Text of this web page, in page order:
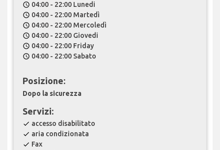
schedule 04:00 - 22:00 Lunedi
schedule 04:00 - 22:00 Martedì
schedule 04:00 - 22:00 Mercoledì
schedule 04:00 - 22:00 Giovedi
schedule 04:00 - 22:00 Friday
schedule 04:00 - 22:00 Sabato
Posizione:
Dopo la sicurezza
Servizi:
check accesso disabilitato
check aria condizionata
check Fax